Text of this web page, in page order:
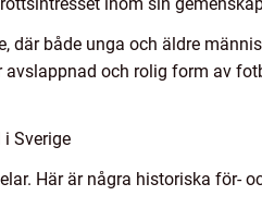
inom sin
både unga och äldre
och rolig form av
Sverige
Här är några historiska för-